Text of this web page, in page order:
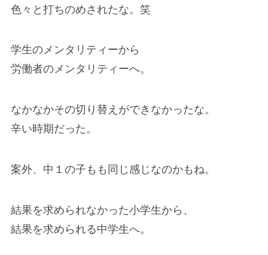
色々と打ちのめされたな。笑
学生のメンタリティーから
労働者のメンタリティーへ。
なかなかその切り替えができなかったな。
辛い時期だった。
案外、中１の子もも同じ感じなのかもね。
結果を求められなかった小学生から、
結果を求められる中学生へ。